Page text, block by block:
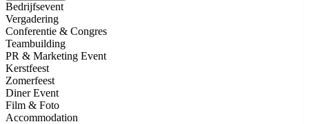
Bedrijfsevent
Vergadering
Conferentie & Congres
Teambuilding
PR & Marketing Event
Kerstfeest
Zomerfeest
Diner Event
Film & Foto
Accommodation